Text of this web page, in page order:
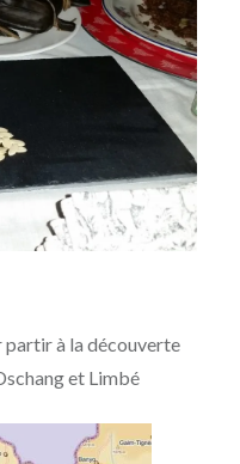
à la découverte
et Limbé